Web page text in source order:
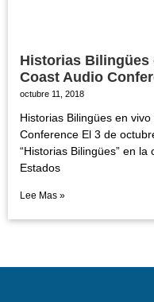
Historias Bilingües
Coast Audio
octubre 11, 2018
Historias Bilingües en
Conference El 3 de
“Historias Bilingües” en la
Estados
Lee Mas »